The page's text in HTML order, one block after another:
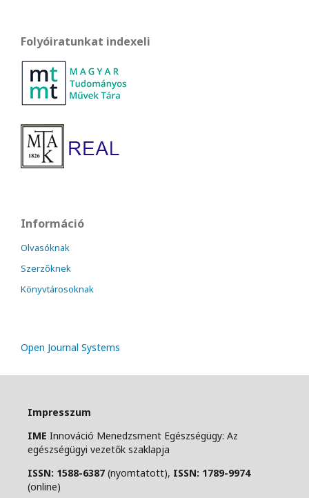
Folyóiratunkat indexeli
Információ
Olvasóknak
Szerzőknek
Könyvtárosoknak
Open Journal Systems
Impresszum
IME Innováció Menedzsment Egészségügy: Az
egészségügyi vezetők szaklapja
ISSN: 1588-6387 (nyomtatott), ISSN: 1789-9974
(online)